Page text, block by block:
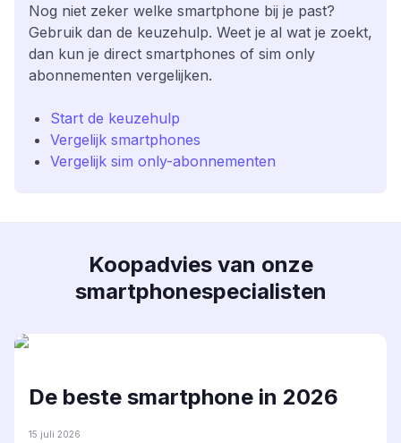
Nog niet zeker welke smartphone bij je past?
Gebruik dan de keuzehulp. Weet je al wat je zoekt,
dan kun je direct smartphones of sim only
abonnementen vergelijken.
Start de keuzehulp
Vergelijk smartphones
Vergelijk sim only-abonnementen
Koopadvies van onze
smartphonespecialisten
De beste smartphone in 2026
15 juli 2026